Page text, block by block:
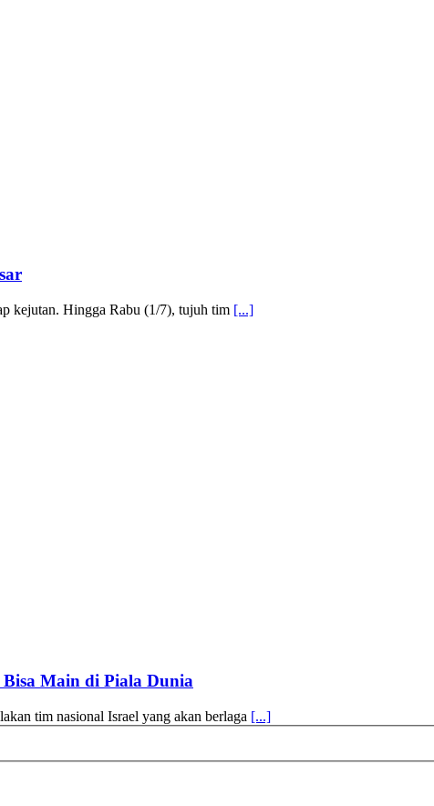
kejutan. Hingga Rabu (1/7), tujuh tim [...]
Bisa Main di Piala Dunia
tim nasional Israel yang akan berlaga [...]